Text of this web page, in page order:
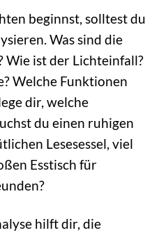
beginnst, solltest du
Was sind die
Wie ist der Lichteinfall?
Welche Funktionen
dir, welche
du einen ruhigen
Lesesessel, viel
Esstisch für
hilft dir, die